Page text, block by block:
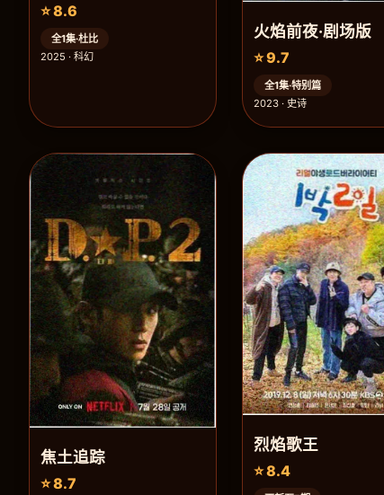
⭐ 8.6
全1集·杜比
2025 · 科幻
火焰前夜·剧场版
⭐ 9.7
全1集·特别篇
2023 · 史诗
焦土追踪
⭐ 8.7
烈焰歌王
⭐ 8.4